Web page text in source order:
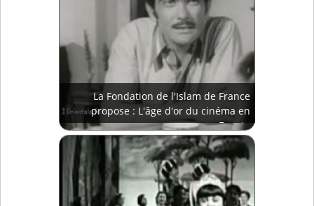
La Fondation de l'Islam de France
propose : L'âge d'or du cinéma en
Egypte